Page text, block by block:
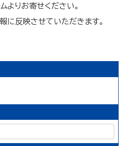
よりお寄せください。
に反映させていただきます。